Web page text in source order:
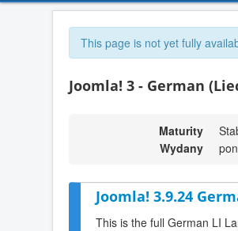
This page is not yet fully
Joomla! 3 - German
Maturity
Wydany
Joomla! 3.9.24
This is the full German LI